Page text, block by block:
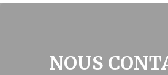
NOUS